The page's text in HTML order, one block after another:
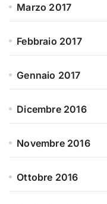
Marzo 2017
Febbraio 2017
Gennaio 2017
Dicembre 2016
Novembre 2016
Ottobre 2016